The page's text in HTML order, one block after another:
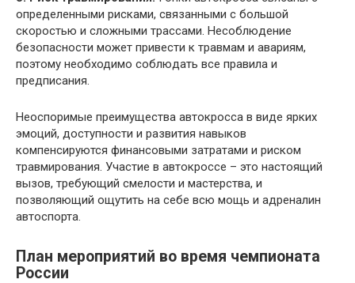
определенными рисками, связанными с большой
скоростью и сложными трассами. Несоблюдение
безопасности может привести к травмам и авариям,
поэтому необходимо соблюдать все правила и
предписания.
Неоспоримые преимущества автокросса в виде ярких
эмоций, доступности и развития навыков
компенсируются финансовыми затратами и риском
травмирования. Участие в автокроссе – это настоящий
вызов, требующий смелости и мастерства, и
позволяющий ощутить на себе всю мощь и адреналин
автоспорта.
План мероприятий во время чемпионата
России